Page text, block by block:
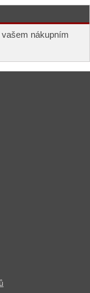
vašem nákupním